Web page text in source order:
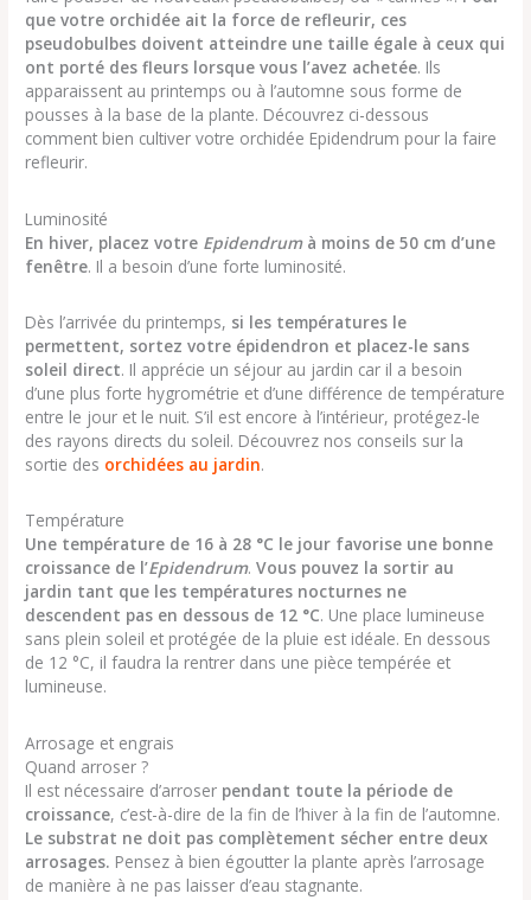
que votre orchidée ait la force de refleurir, ces
pseudobulbes doivent atteindre une taille égale à ceux qui
ont porté des fleurs lorsque vous l’avez achetée. Ils
apparaissent au printemps ou à l’automne sous forme de
pousses à la base de la plante. Découvrez ci-dessous
comment bien cultiver votre orchidée Epidendrum pour la faire
refleurir.
Luminosité
En hiver, placez votre Epidendrum à moins de 50 cm d’une
fenêtre. Il a besoin d’une forte luminosité.
Dès l’arrivée du printemps, si les températures le
permettent, sortez votre épidendron et placez-le sans
soleil direct. Il apprécie un séjour au jardin car il a besoin
d’une plus forte hygrométrie et d’une différence de température
entre le jour et le nuit. S’il est encore à l’intérieur, protégez-le
des rayons directs du soleil. Découvrez nos conseils sur la
sortie des orchidées au jardin.
Température
Une température de 16 à 28 °C le jour favorise une bonne
croissance de l’Epidendrum.Vous pouvez la sortir au
jardin tant que les températures nocturnes ne
descendent pas en dessous de 12 °C. Une place lumineuse
sans plein soleil et protégée de la pluie est idéale. En dessous
de 12 °C, il faudra la rentrer dans une pièce tempérée et
lumineuse.
Arrosage et engrais
Quand arroser ?
Il est nécessaire d’arroser pendant toute la période de
croissance, c’est-à-dire de la fin de l’hiver à la fin de l’automne.
Le substrat ne doit pas complètement sécher entre deux
arrosages. Pensez à bien égoutter la plante après l’arrosage
de manière à ne pas laisser d’eau stagnante.